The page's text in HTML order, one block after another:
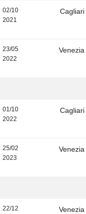
02/10
2021
Cagliari
23/05
2022
Venezia
01/10
2022
Cagliari
25/02
2023
Venezia
22/12
Venezia